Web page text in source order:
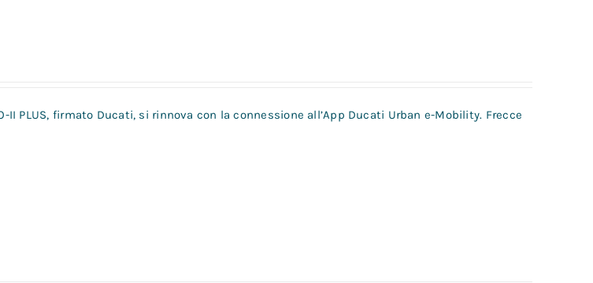
II PLUS, firmato Ducati, si rinnova con la connessione all’App Ducati Urban e-Mobility. Frecce